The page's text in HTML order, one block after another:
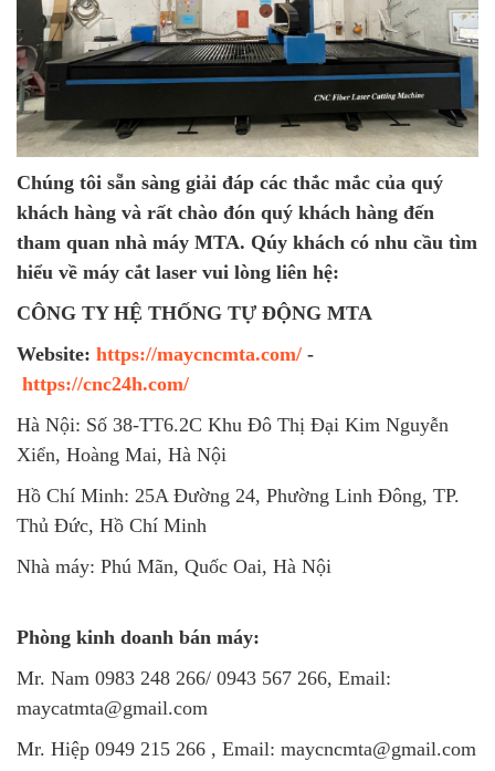
Chúng tôi sẵn sàng giải đáp các thắc mắc của quý
khách hàng và rất chào đón quý khách hàng đến
tham quan nhà máy MTA. Qúy khách có nhu cầu tìm
hiểu về máy cắt laser vui lòng liên hệ:
CÔNG TY HỆ THỐNG TỰ ĐỘNG MTA
Website: https://maycncmta.com/ -
https://cnc24h.com/
Hà Nội: Số 38-TT6.2C Khu Đô Thị Đại Kim Nguyễn
Xiển, Hoàng Mai, Hà Nội
Hồ Chí Minh: 25A Đường 24, Phường Linh Đông, TP.
Thủ Đức, Hồ Chí Minh
Nhà máy: Phú Mãn, Quốc Oai, Hà Nội
Phòng kinh doanh bán máy:
Mr. Nam 0983 248 266/ 0943 567 266, Email:
maycatmta@gmail.com
Mr. Hiệp 0949 215 266 , Email: maycncmta@gmail.com